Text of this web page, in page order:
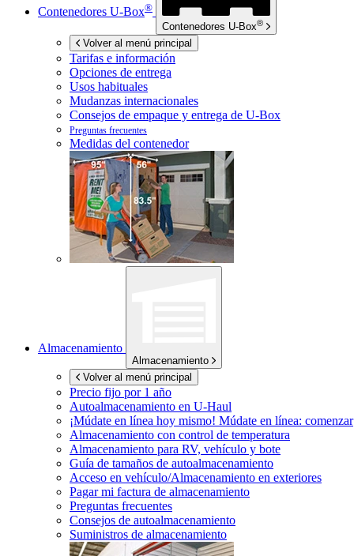
Contenedores U-Box®
Contenedores U-Box®
Volver al menú principal
Tarifas e información
Opciones de entrega
Usos habituales
Mudanzas internacionales
Consejos de empaque y entrega de U-Box
Preguntas frecuentes
Medidas del contenedor
Almacenamiento
Almacenamiento
Volver al menú principal
Precio fijo por 1 año
Autoalmacenamiento en U-Haul
¡Múdate en línea hoy mismo! Múdate en línea: comenzar
Almacenamiento con control de temperatura
Almacenamiento para RV, vehículo y bote
Guía de tamaños de autoalmacenamiento
Acceso en vehículo/Almacenamiento en exteriores
Pagar mi factura de almacenamiento
Preguntas frecuentes
Consejos de autoalmacenamiento
Suministros de almacenamiento